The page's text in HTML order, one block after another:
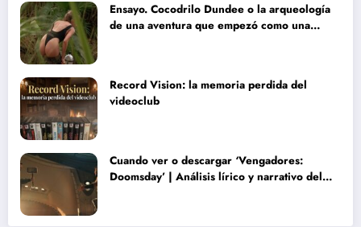
Ensayo. Cocodrilo Dundee o la arqueología
de una aventura que empezó como una
Record Vision: la memoria perdida del
videoclub
Cuando ver o descargar ‘Vengadores:
Doomsday’ | Análisis lírico y narrativo del